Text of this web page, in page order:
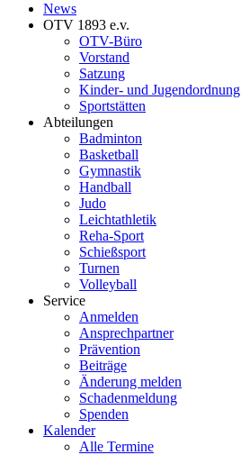
News
OTV 1893 e.v.
OTV-Büro
Vorstand
Satzung
Kinder- und Jugendordnung
Sportstätten
Abteilungen
Badminton
Basketball
Gymnastik
Handball
Judo
Leichtathletik
Reha-Sport
Schießsport
Turnen
Volleyball
Service
Anmelden
Ansprechpartner
Prävention
Beiträge
Änderung melden
Schadenmeldung
Spenden
Kalender
Alle Termine